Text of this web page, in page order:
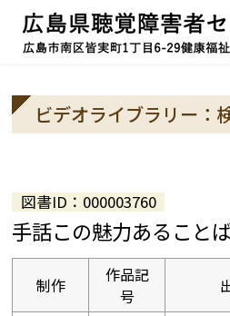
ビデオライブラリー：
図書ID：000003760
手話この魅力あること
制作
作品記
号